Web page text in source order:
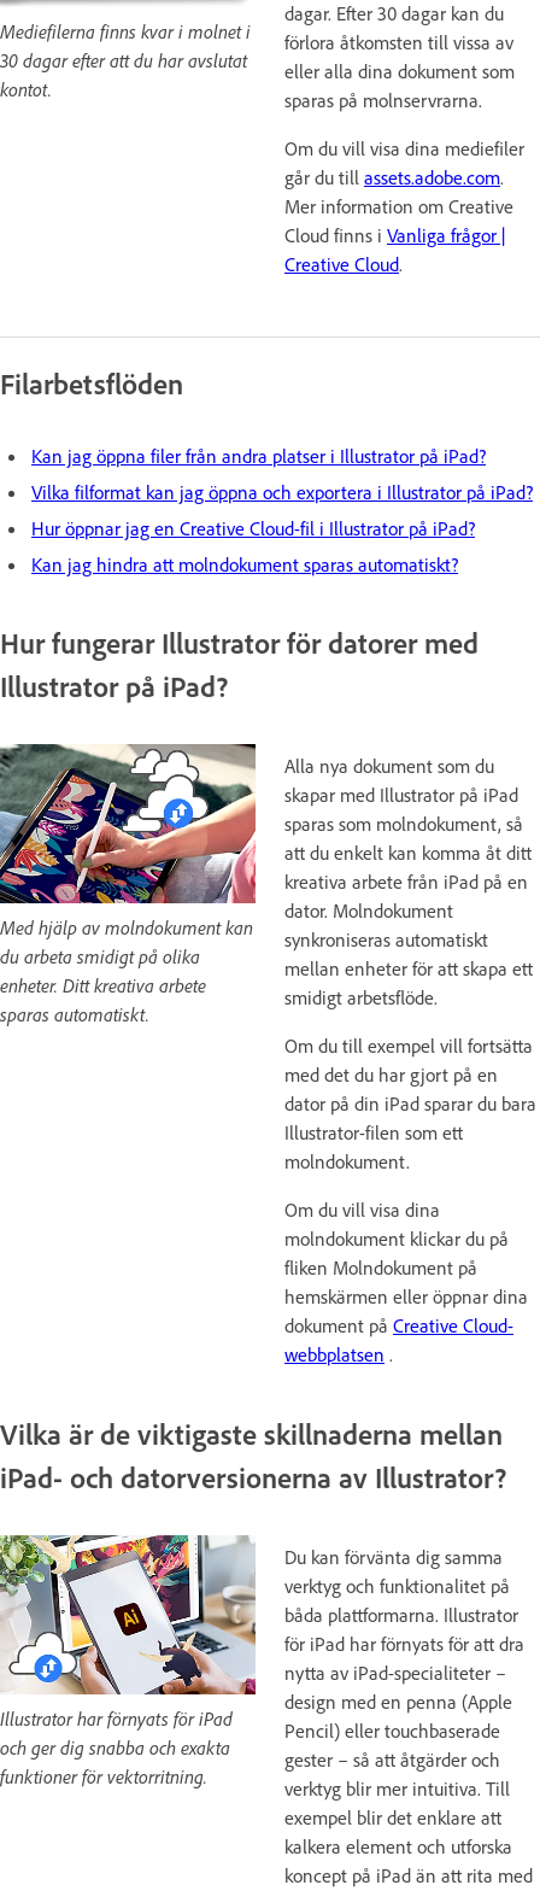
dagar. Efter 30 dagar kan du
förlora åtkomsten till vissa av
eller alla dina dokument som
sparas på molnservrarna.
Om du vill visa dina mediefiler
går du till assets.adobe.com.
Mer information om Creative
Cloud finns i Vanliga frågor |
Creative Cloud.
Mediefilerna finns kvar i molnet i
30 dagar efter att du har avslutat
kontot.
Filarbetsflöden
Kan jag öppna filer från andra platser i Illustrator på iPad?
Vilka filformat kan jag öppna och exportera i Illustrator på iPad?
Hur öppnar jag en Creative Cloud-fil i Illustrator på iPad?
Kan jag hindra att molndokument sparas automatiskt?
Hur fungerar Illustrator för datorer med
Illustrator på iPad?
Alla nya dokument som du
skapar med Illustrator på iPad
sparas som molndokument, så
att du enkelt kan komma åt ditt
kreativa arbete från iPad på en
dator. Molndokument
synkroniseras automatiskt
mellan enheter för att skapa ett
smidigt arbetsflöde.
Om du till exempel vill fortsätta
med det du har gjort på en
dator på din iPad sparar du bara
Illustrator-filen som ett
molndokument.
Om du vill visa dina
molndokument klickar du på
fliken Molndokument på
hemskärmen eller öppnar dina
dokument på Creative Cloud-
webbplatsen .
Med hjälp av molndokument kan
du arbeta smidigt på olika
enheter. Ditt kreativa arbete
sparas automatiskt.
Vilka är de viktigaste skillnaderna mellan
iPad- och datorversionerna av Illustrator?
Du kan förvänta dig samma
verktyg och funktionalitet på
båda plattformarna. Illustrator
för iPad har förnyats för att dra
nytta av iPad-specialiteter –
design med en penna (Apple
Pencil) eller touchbaserade
gester – så att åtgärder och
verktyg blir mer intuitiva. Till
exempel blir det enklare att
kalkera element och utforska
koncept på iPad än att rita med
Illustrator har förnyats för iPad
och ger dig snabba och exakta
funktioner för vektorritning.